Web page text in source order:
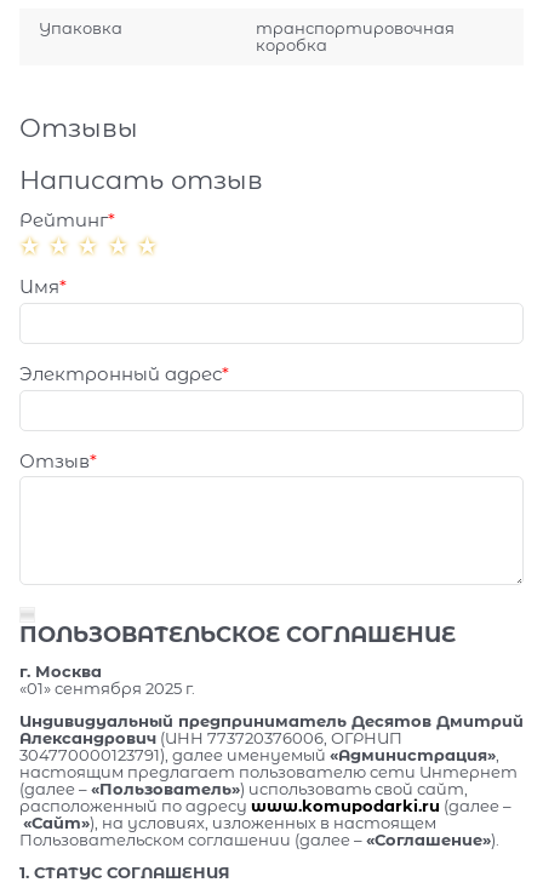
Упаковка
транспортировочная
коробка
Отзывы
Написать отзыв
Рейтинг
Имя
Электронный адрес
Отзыв
ПОЛЬЗОВАТЕЛЬСКОЕ СОГЛАШЕНИЕ
г. Москва
«01» сентября 2025 г.
Индивидуальный предприниматель Десятов Дмитрий
Александрович (ИНН 773720376006, ОГРНИП
304770000123791), далее именуемый «Администрация»,
настоящим предлагает пользователю сети Интернет
(далее –«Пользователь») использовать свой сайт,
расположенный по адресу www.komupodarki.ru (далее –
«Сайт»), на условиях, изложенных в настоящем
Пользовательском соглашении (далее –«Соглашение»).
1. СТАТУС СОГЛАШЕНИЯ